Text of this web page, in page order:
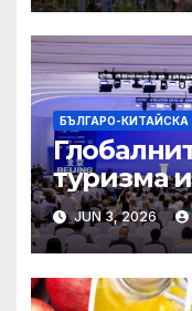
БЪЛГАРО-
туризма
бъдещето
JUN 3, 2026